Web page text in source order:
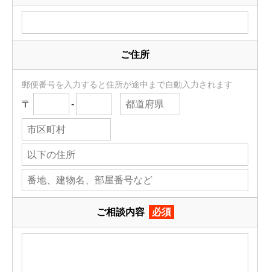
ご住所
郵便番号を入力すると住所が途中まで自動入力されます
〒 -
ご相談内容 必須